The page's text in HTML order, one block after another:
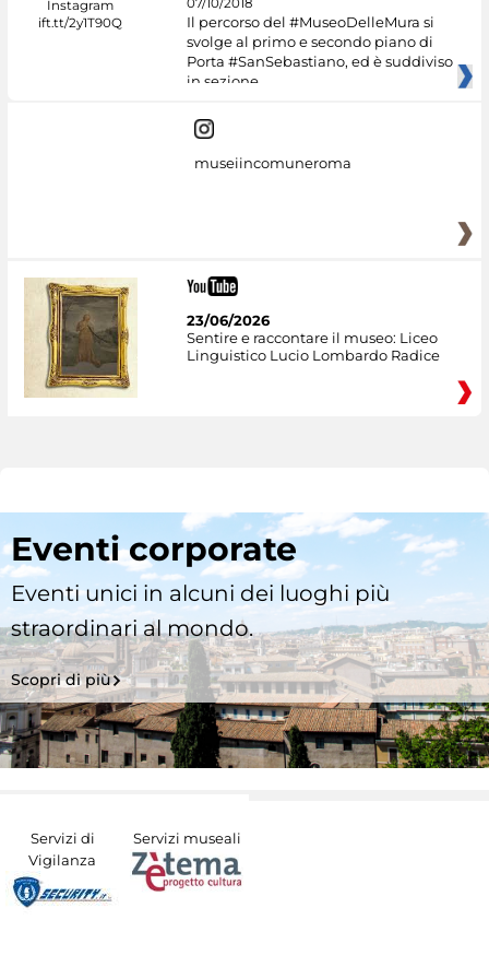
Il percorso del #MuseoDelleMura si
svolge al primo e secondo piano di
Porta #SanSebastiano, ed è suddiviso
in sezione
museiincomuneroma
23/06/2026
Sentire e raccontare il museo: Liceo
Linguistico Lucio Lombardo Radice
Eventi corporate
Eventi unici in alcuni dei luoghi più
straordinari al mondo.
Scopri di più
Servizi di
Vigilanza
Servizi museali